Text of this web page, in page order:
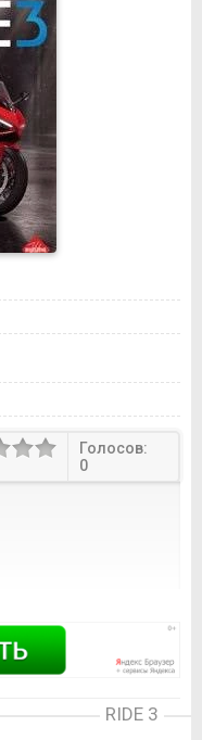
Голосов:
0
RIDE 3